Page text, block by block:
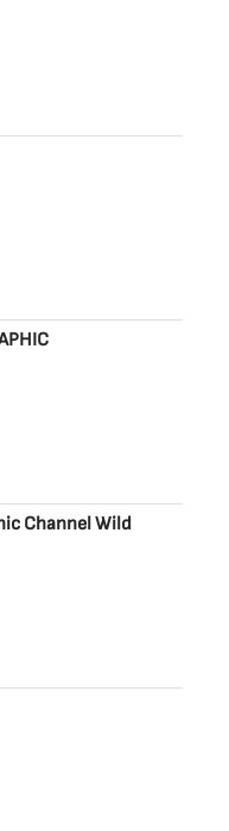
Channel Wild